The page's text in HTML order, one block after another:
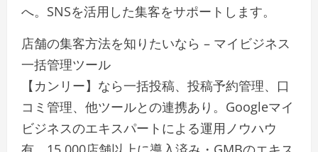
へ。SNSを活用した集客をサポートします。
店舗の集客方法を知りたいなら – マイビジネス
一括管理ツール
【カンリー】なら一括投稿、投稿予約管理、口
コミ管理、他ツールとの連携あり。Googleマイ
ビジネスのエキスパートによる運用ノウハウ